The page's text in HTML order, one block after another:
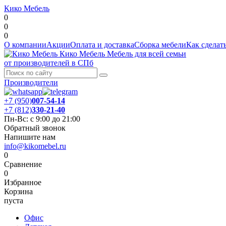
Кико Мебель
0
0
0
О компанииАкцииОплата и доставкаСборка мебелиКак
Кико Мебель Мебель для всей семьи
от производителей в СПб
Производители
+7 (950)007-54-14
+7 (812)330-21-40
Пн-Вс: с 9:00 до 21:00
Обратный звонок
Напишите нам
info@kikomebel.ru
0
Сравнение
0
Избранное
Корзина
пуста
Офис